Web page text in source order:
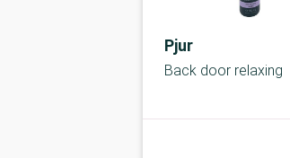
Pjur
Back door relaxing